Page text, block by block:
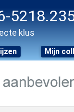
klus
Mijn